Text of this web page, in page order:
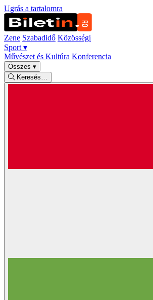
Ugrás a tartalomra
Zene Szabadidő Közösségi
Sport ▾
Művészet és Kultúra Konferencia
Összes ▾
Keresés…